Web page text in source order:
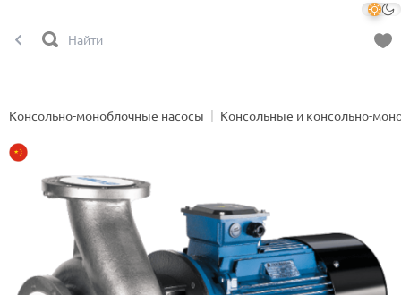
Консольно-моноблочные насосы Консольные и консольно-